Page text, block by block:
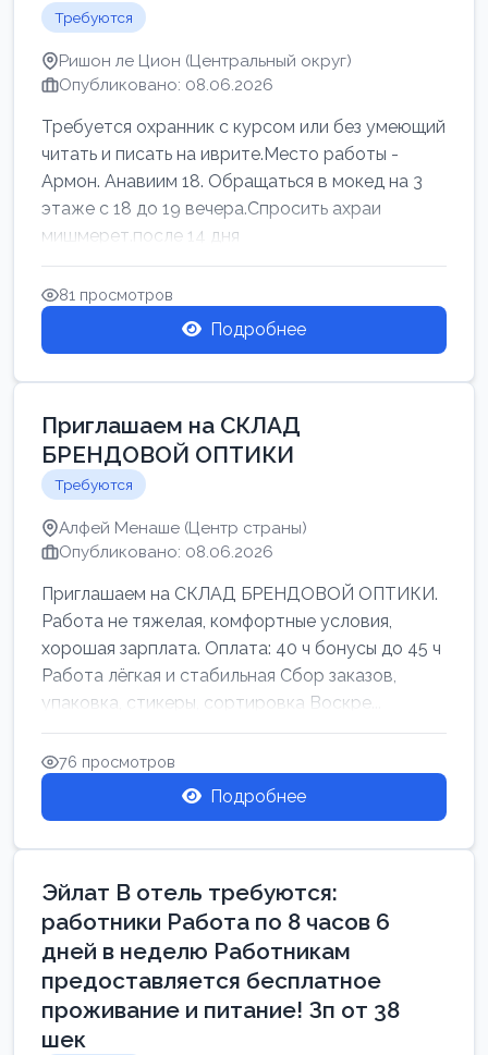
Требуются
Ришон ле Цион (Центральный округ)
Опубликовано: 08.06.2026
Требуется охранник с курсом или без умеющий
читать и писать на иврите.Место работы -
Армон. Анавиим 18. Обращаться в мокед на 3
этаже с 18 до 19 вечера.Спросить ахраи
мишмерет.после 14 дня
81 просмотров
Подробнее
Приглашаем на СКЛАД
БРЕНДОВОЙ ОПТИКИ
Требуются
Алфей Менаше (Центр страны)
Опубликовано: 08.06.2026
Приглашаем на СКЛАД БРЕНДОВОЙ ОПТИКИ.
Работа не тяжелая, комфортные условия,
хорошая зарплата. Оплата: 40 ч бонусы до 45 ч
Работа лёгкая и стабильная Сбор заказов,
упаковка, стикеры, сортировка Воскре...
76 просмотров
Подробнее
Эйлат В отель требуются:
работники Работа по 8 часов 6
дней в неделю Работникам
предоставляется бесплатное
проживание и питание! Зп от 38
шек